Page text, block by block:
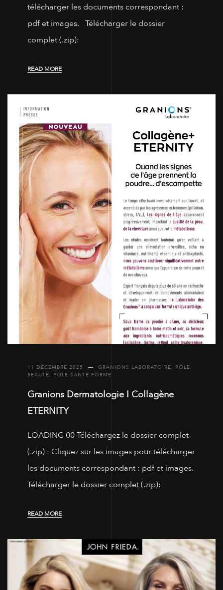
télécharger les documents correspondant :
pdf et images. Télécharger le dossier
complet (.zip):
READ MORE
11 DÉCEMBRE 2025 GRANIONS LABORATOIRE, PÔLE
BEAUTÉ, PÔLE SANTÉ FORME
Granions Dermatologie I Collagène
ETERNITY
LOADING 00 Téléchargez le dossier complet
(.zip) : Cliquez sur les images pour télécharger
les documents correspondant : pdf et images.
Télécharger le dossier complet (.zip):
READ MORE